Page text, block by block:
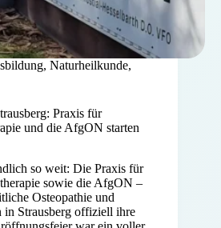
, Naturheilkunde,
Praxis für
und die AfgON starten
so weit: Die Praxis für
sowie die AfgON –
Osteopathie und
in Strausberg offiziell ihre